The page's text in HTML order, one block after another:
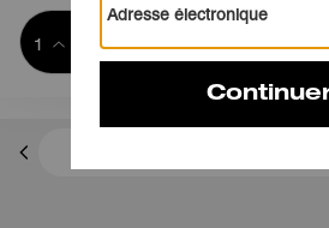
panier